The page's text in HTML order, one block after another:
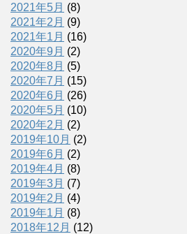
2021年5月 (8)
2021年2月 (9)
2021年1月 (16)
2020年9月 (2)
2020年8月 (5)
2020年7月 (15)
2020年6月 (26)
2020年5月 (10)
2020年2月 (2)
2019年10月 (2)
2019年6月 (2)
2019年4月 (8)
2019年3月 (7)
2019年2月 (4)
2019年1月 (8)
2018年12月 (12)